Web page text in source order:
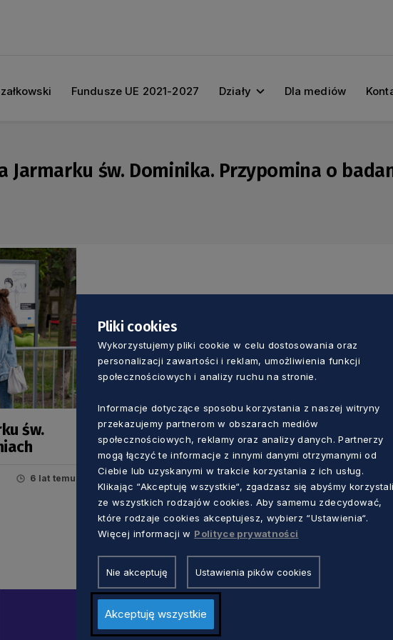
Fundusze UE 2021-2027 Działy Dla mediów
Jarmarku św. Dominika. Przypomina o
św.
6 lat temu
Pliki cookies
Wykorzystujemy pliki cookie w celu dostosowania oraz
personalizacji zawartości i reklam, umożliwienia funkcji
społecznościowych i analizy ruchu na stronie.
Informacje dotyczące sposobu korzystania z naszej witryny
przekazujemy partnerom w obszarach mediów
społecznościowych, reklamy oraz analizy danych. Partnerzy
mogą łączyć te informacje z innymi danymi otrzymanymi od
Ciebie lub uzyskanymi w trakcie korzystania z ich usług.
Klikając “Akceptuję wszystkie“, zgadzasz się abyśmy
ze wszystkich rodzajów cookies. Aby samemu zdecydować,
które rodzaje cookies akceptujesz, wybierz “Ustawienia“.
Więcej informacji w Polityce prywatności
Nie akceptuję Ustawienia pików cookies
Akceptuję wszystkie